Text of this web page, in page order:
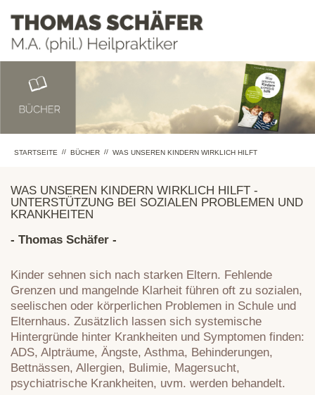
STARTSEITE // BÜCHER // WAS UNSEREN KINDERN WIRKLICH HILFT
WAS UNSEREN KINDERN WIRKLICH HILFT -
UNTERSTÜTZUNG BEI SOZIALEN PROBLEMEN UND
KRANKHEITEN
- Thomas Schäfer -
Kinder sehnen sich nach starken Eltern. Fehlende
Grenzen und mangelnde Klarheit führen oft zu sozialen,
seelischen oder körperlichen Problemen in Schule und
Elternhaus. Zusätzlich lassen sich systemische
Hintergründe hinter Krankheiten und Symptomen finden:
ADS, Alpträume, Ängste, Asthma, Behinderungen,
Bettnässen, Allergien, Bulimie, Magersucht,
psychiatrische Krankheiten, uvm. werden behandelt.